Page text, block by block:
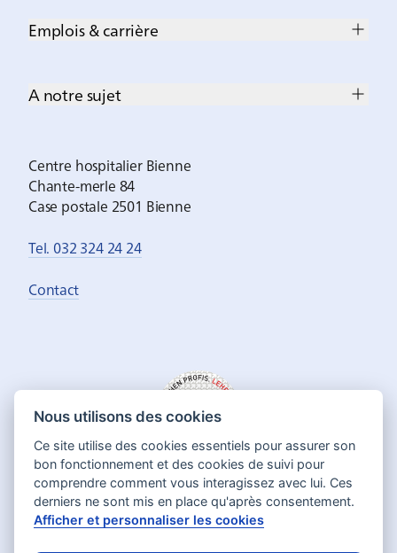
Emplois & carrière
A notre sujet
Centre hospitalier Bienne
Chante-merle 84
Case postale 2501 Bienne
Tel. 032 324 24 24
Contact
Nous utilisons des cookies
Ce site utilise des cookies essentiels pour assurer son
bon fonctionnement et des cookies de suivi pour
comprendre comment vous interagissez avec lui. Ces
derniers ne sont mis en place qu'après consentement.
Afficher et personnaliser les cookies